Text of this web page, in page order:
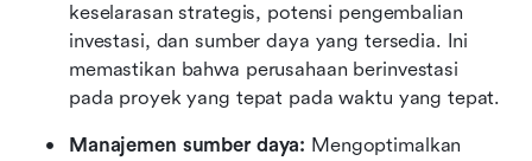
keselarasan strategis, potensi pengembalian
investasi, dan sumber daya yang tersedia. Ini
memastikan bahwa perusahaan berinvestasi
pada proyek yang tepat pada waktu yang tepat.
Manajemen sumber daya: Mengoptimalkan